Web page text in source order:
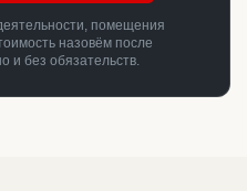
помещения
назовём после
и без обязательств.